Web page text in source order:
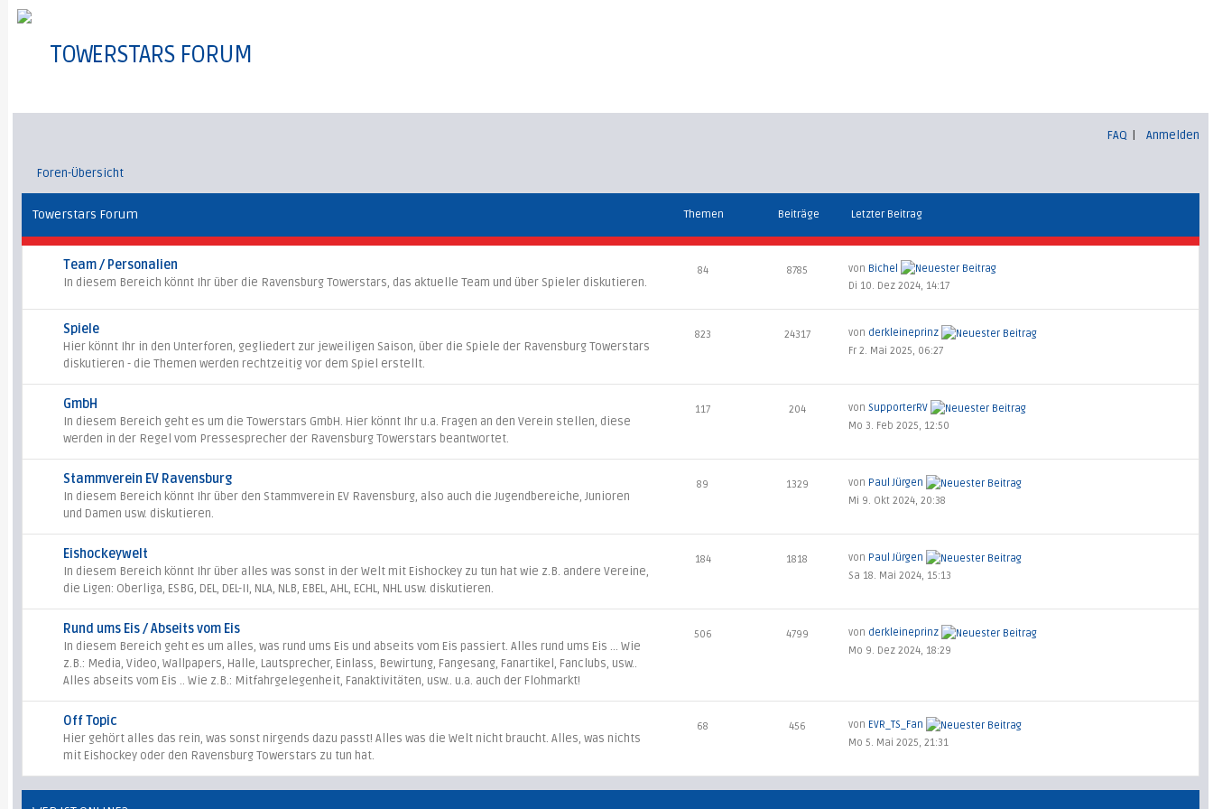
TOWERSTARS FORUM
FAQ Anmelden
Foren-Übersicht
Towerstars Forum Themen Beiträge Letzter Beitrag
Team / Personalien
In diesem Bereich könnt Ihr über die Ravensburg Towerstars, das aktuelle Team und über Spieler diskutieren.
84 8785 von Bichel
Di 10. Dez 2024, 14:17
Spiele
Hier könnt Ihr in den Unterforen, gegliedert zur jeweiligen Saison, über die Spiele der Ravensburg Towerstars
diskutieren - die Themen werden rechtzeitig vor dem Spiel erstellt.
823 24317 von derkleineprinz
Fr 2. Mai 2025, 06:27
GmbH
In diesem Bereich geht es um die Towerstars GmbH. Hier könnt Ihr u.a. Fragen an den Verein stellen, diese
werden in der Regel vom Pressesprecher der Ravensburg Towerstars beantwortet.
117 204 vonSupporterRV
Mo 3. Feb 2025, 12:50
Stammverein EV Ravensburg
In diesem Bereich könnt Ihr über den Stammverein EV Ravensburg, also auch die Jugendbereiche, Junioren
und Damen usw. diskutieren.
89 1329 von Paul Jürgen
Mi 9. Okt 2024, 20:38
Eishockeywelt
In diesem Bereich könnt Ihr über alles was sonst in der Welt mit Eishockey zu tun hat wie z.B. andere Vereine,
die Ligen: Oberliga, ESBG, DEL, DEL-II, NLA, NLB, EBEL, AHL, ECHL, NHL usw. diskutieren.
184 1818 von Paul Jürgen
Sa 18. Mai 2024, 15:13
Rund ums Eis / Abseits vom Eis
In diesem Bereich geht es um alles, was rund ums Eis und abseits vom Eis passiert. Alles rund ums Eis ... Wie
z.B.: Media, Video, Wallpapers, Halle, Lautsprecher, Einlass, Bewirtung, Fangesang, Fanartikel, Fanclubs, usw..
Alles abseits vom Eis .. Wie z.B.: Mitfahrgelegenheit, Fanaktivitäten, usw.. u.a. auch der Flohmarkt!
506 4799 von derkleineprinz
Mo 9. Dez 2024, 18:29
Off Topic
Hier gehört alles das rein, was sonst nirgends dazu passt! Alles was die Welt nicht braucht. Alles, was nichts
mit Eishockey oder den Ravensburg Towerstars zu tun hat.
68 456 von EVR_TS_Fan
Mo 5. Mai 2025, 21:31